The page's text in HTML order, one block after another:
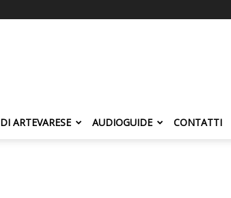
ARTEVARESE AUDIOGUIDE CONTATTI